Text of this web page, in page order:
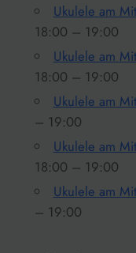
Ukulele am
18:00 – 19:00
Ukulele am
18:00 – 19:00
Ukulele am
– 19:00
Ukulele am
18:00 – 19:00
Ukulele am
– 19:00